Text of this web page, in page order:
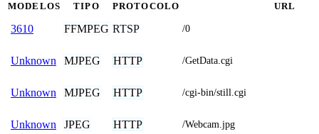
MODELOS TIPO PROTOCOLO URL
3610 FFMPEG RTSP /0
Unknown MJPEG HTTP /GetData.cgi
Unknown MJPEG HTTP /cgi-bin/still.cgi
Unknown JPEG HTTP /Webcam.jpg